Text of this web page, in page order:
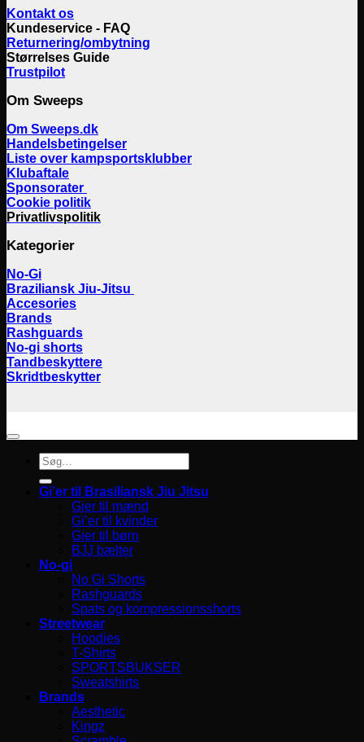
Kontakt os
Kundeservice - FAQ
Returnering/ombytning
Størrelses Guide
Trustpilot
Om Sweeps
Om Sweeps.dk
Handelsbetingelser
Liste over kampsportsklubber
Klubaftale
Sponsorater
Cookie politik
Privatlivspolitik
Kategorier
No-Gi
Braziliansk Jiu-Jitsu
Accesories
Brands
Rashguards
No-gi shorts
Tandbeskyttere
Skridtbeskytter
Søg
efter:
Gi’er til Brasiliansk Jiu Jitsu
Gier til mænd
Gi’er til kvinder
Gier til børn
BJJ bælter
No-gi
No Gi Shorts
Rashguards
Spats og kompressionsshorts
Streetwear
Hoodies
T-Shirts
SPORTSBUKSER
Sweatshirts
Brands
Aesthetic
Kingz